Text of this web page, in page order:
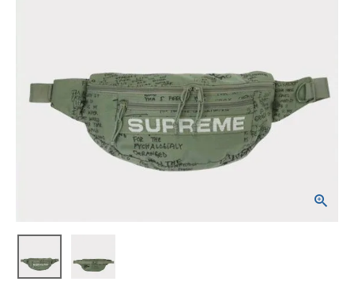
Supreme シュプ
リーム 2023SS
Field Waist
Bag フィールドウ
(税込)
Tシャツ・ロングスリーブ
パーカー・トレーナー